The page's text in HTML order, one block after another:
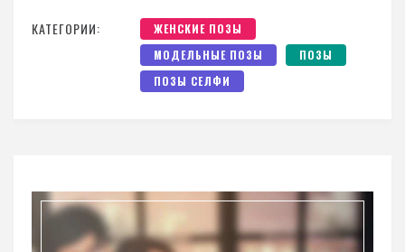
КАТЕГОРИИ:
ЖЕНСКИЕ ПОЗЫ
МОДЕЛЬНЫЕ ПОЗЫ
ПОЗЫ
ПОЗЫ СЕЛФИ